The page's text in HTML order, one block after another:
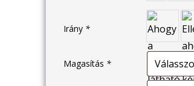
Irány *
Magasítás *